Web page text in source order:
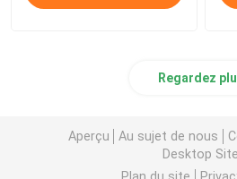
Regardez
Aperçu Au sujet de nous
Desktop Site
Plan du site